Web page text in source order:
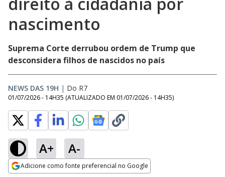
nascimento
Suprema Corte derrubou ordem de Trump que
desconsidera filhos de nascidos no país
NEWS DAS 19H | Do R7
01/07/2026 - 14H35 (ATUALIZADO EM 01/07/2026 - 14H35)
A+ A-
Adicione como fonte preferencial no Google
Ativar
Loaded
19.10%